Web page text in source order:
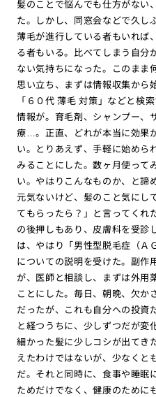
髪のことで悩んでも仕方がない
た。しかし、同窓会などで久し
薄毛が進行している者もいれば
る者もいる。比べてしまう自分
ない気持ちになった。このまま
思い立ち、まずは情報収集から
「６０代 薄毛 対策」などと検
情報が。育毛剤、シャンプー、
療…。正直、どれが本当に効果
い。とりあえず、手軽に始めら
みることにした。数ヶ月使って
い。やはりこんなものか、と諦
元気ないけど、髪のこと気にし
てもらったら？」と言ってくれ
の後押しもあり、皮膚科を受診
は、やはり「男性型脱毛症（Ａ
についての説明を受けた。副作
が、医師と相談し、まずは外用
ことにした。毎日、朝晩、欠か
だったが、これも自分への投資
と経つうちに、少しずつだが変
細かった髪に少しコシが出てき
えたわけではないが、少なくと
だ。それと同時に、食事や睡眠
ためだけでなく、健康のために